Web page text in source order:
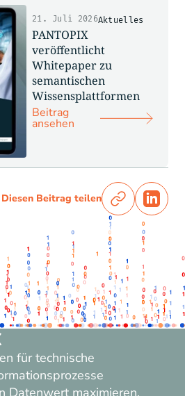
Aktuelles
21. Juli 2026
PANTOPIX
veröffentlicht
Whitepaper zu
semantischen
Wissensplattformen
Beitrag
ansehen
Diesen Beitrag teilen
für technische
Datenwert maximieren.